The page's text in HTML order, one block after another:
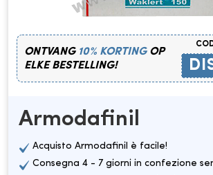
ONTVANG 10% KORTINGOP
ELKE BESTELLING!
Armodafinil
Acquisto Armodafinil è facile!
Consegna 4 - 7 giorni in confezione